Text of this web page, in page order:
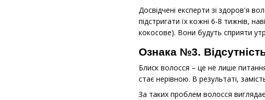
Досвідчені експерти зі здоров'я
підстригати їх кожні 6-8 тижнів,
кокосове). Вони будуть сприяти
Ознака №3.
Блиск волосся – це не лише
стає нерівною. В результаті,
За таких проблем волосся